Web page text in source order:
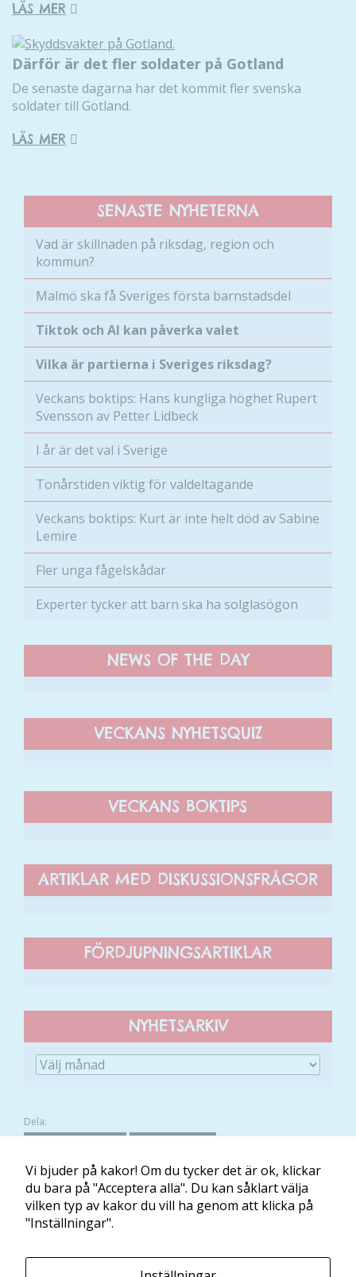
LÄS MER
Därför är det fler soldater på Gotland
De senaste dagarna har det kommit fler svenska
soldater till Gotland.
LÄS MER
SENASTE NYHETERNA
Vad är skillnaden på riksdag, region och
kommun?
Malmö ska få Sveriges första barnstadsdel
Tiktok och AI kan påverka valet
Vilka är partierna i Sveriges riksdag?
Veckans boktips: Hans kungliga höghet Rupert
Svensson av Petter Lidbeck
I år är det val i Sverige
Tonårstiden viktig för valdeltagande
Veckans boktips: Kurt är inte helt död av Sabine
Lemire
Fler unga fågelskådar
Experter tycker att barn ska ha solglasögon
NEWS OF THE DAY
VECKANS NYHETSQUIZ
VECKANS BOKTIPS
ARTIKLAR MED DISKUSSIONSFRÅGOR
FÖRDJUPNINGSARTIKLAR
NYHETSARKIV
Dela:
Om Minibladet Villkor Mina kakor
Minibladet tillhandahålls av:
Vi bjuder på kakor! Om du tycker det är ok, klickar
du bara på "Acceptera alla". Du kan såklart välja
vilken typ av kakor du vill ha genom att klicka på
"Inställningar".
hemsida ska
prestera så
här kakorna
kommer viss
funktionalitet
att försvinna
hemsidan.
Marknadsföring
med dig av dina
beteende när du
anpassat innehåll
och erbjudanden.